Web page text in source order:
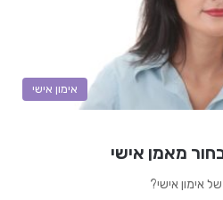
אימון אישי
מאמן אישי
אימון אישי?